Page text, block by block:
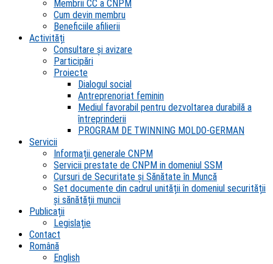
Membrii CC a CNPM
Cum devin membru
Beneficiile afilierii
Activități
Consultare și avizare
Participări
Proiecte
Dialogul social
Antreprenoriat feminin
Mediul favorabil pentru dezvoltarea durabilă a
întreprinderii
PROGRAM DE TWINNING MOLDO-GERMAN
Servicii
Informații generale CNPM
Servicii prestate de CNPM in domeniul SSM
Cursuri de Securitate și Sănătate în Muncă
Set documente din cadrul unității în domeniul securității
și sănătății muncii
Publicații
Legislație
Contact
Română
English